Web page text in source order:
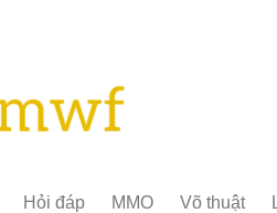
Hỏi đáp MMO Võ thuật